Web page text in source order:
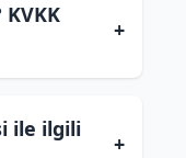
+
ile ilgili
+